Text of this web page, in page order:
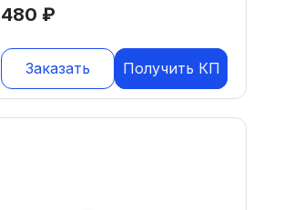
480 ₽
Заказать Получить КП